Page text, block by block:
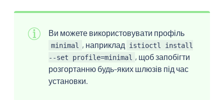
Ви можете використовувати профіль
minimal , наприклад
istioctl install
--set profile=minimal , щоб запобігти
розгортанню будь-яких шлюзів під час
установки.